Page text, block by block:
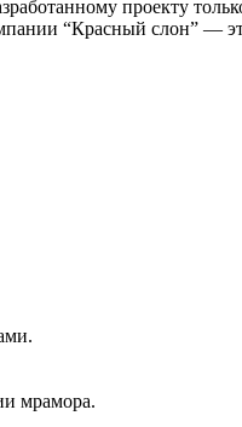
проекту
“Красный слон” —
мрамора.